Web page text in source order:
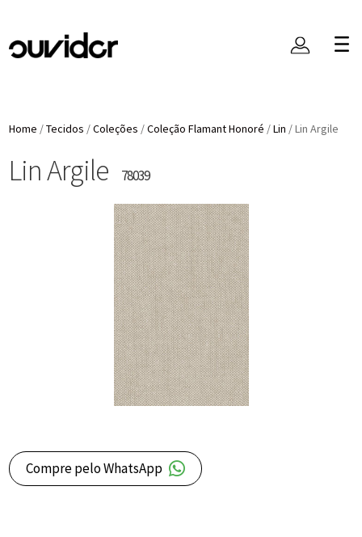
Home /Tecidos /Coleções /Coleção Flamant Honoré /Lin /Lin Argile
Lin Argile 78039
Compre pelo WhatsApp